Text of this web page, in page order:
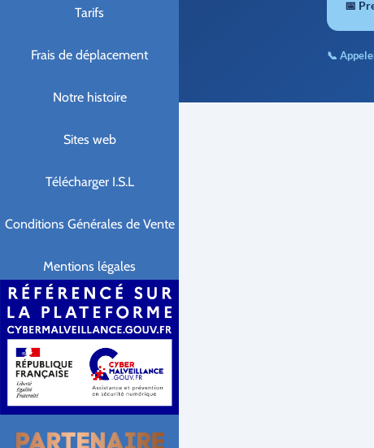
Tarifs
Frais de déplacement
Notre histoire
Sites web
Télécharger I.S.L
Conditions Générales de Vente
Mentions légales
📅
📞